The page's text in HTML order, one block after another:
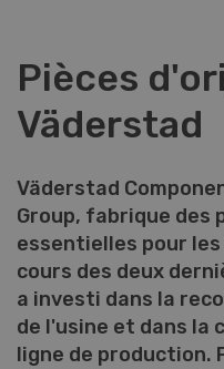
Pièces
Väderstad
Väderstad
Group, fabrique des
essentielles pour
cours des deux
a investi dans la
de l'usine et dans la
ligne de production.